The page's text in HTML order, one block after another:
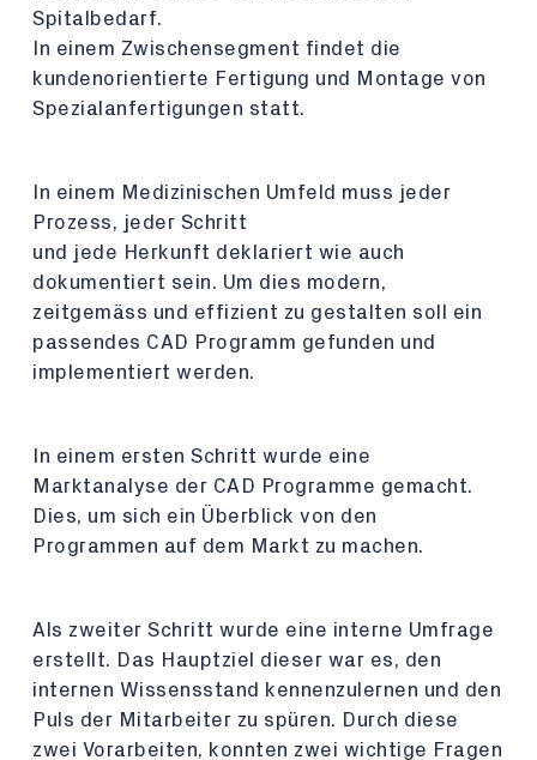
Spitalbedarf.
In einem Zwischensegment findet die
kundenorientierte Fertigung und Montage von
Spezialanfertigungen statt.
In einem Medizinischen Umfeld muss jeder
Prozess, jeder Schritt
und jede Herkunft deklariert wie auch
dokumentiert sein. Um dies modern,
zeitgemäss und effizient zu gestalten soll ein
passendes CAD Programm gefunden und
implementiert werden.
In einem ersten Schritt wurde eine
Marktanalyse der CAD Programme gemacht.
Dies, um sich ein Überblick von den
Programmen auf dem Markt zu machen.
Als zweiter Schritt wurde eine interne Umfrage
erstellt. Das Hauptziel dieser war es, den
internen Wissensstand kennenzulernen und den
Puls der Mitarbeiter zu spüren. Durch diese
zwei Vorarbeiten, konnten zwei wichtige Fragen